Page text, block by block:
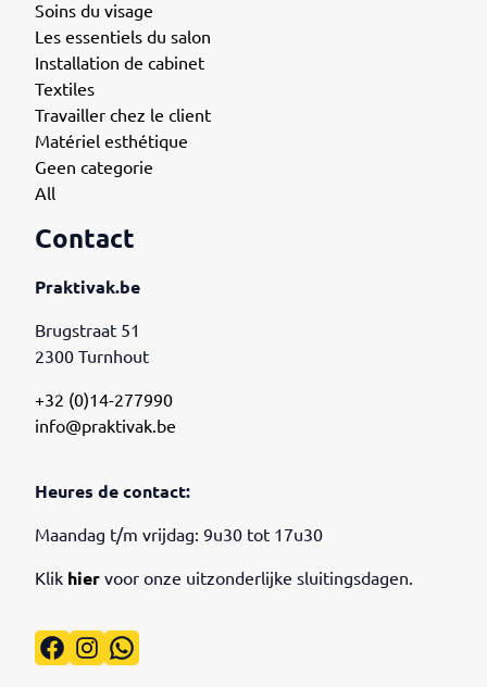
Contact
Praktivak.be
Brugstraat 51
2300 Turnhout
+32 (0)14-277990
info@praktivak.be
Heures de contact:
Maandag t/m vrijdag: 9u30 tot 17u30
Klik hier voor onze uitzonderlijke sluitingsdagen.
Facebook
Instagram
WhatsApp
Soins du visage
Les essentiels du salon
Installation de cabinet
Textiles
Travailler chez le client
Matériel esthétique
Geen categorie
All